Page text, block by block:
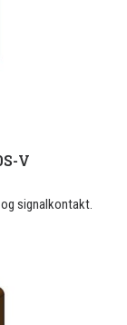
V
signalkontakt.